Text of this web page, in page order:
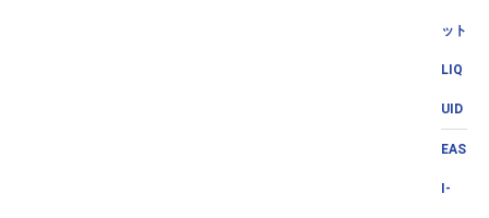
ット
LIQ
UID
EAS
I-